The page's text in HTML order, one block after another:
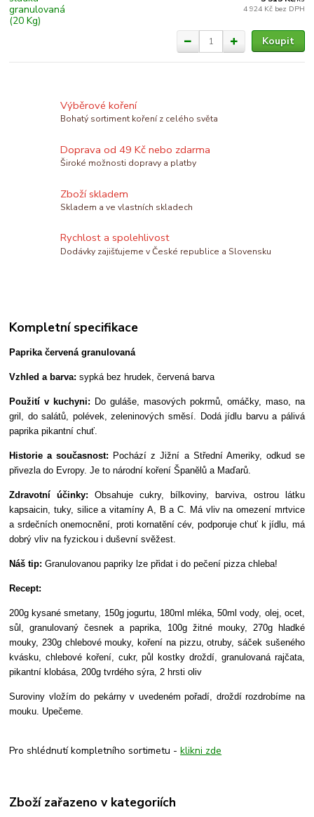
4 924 Kč bez DPH
Koupit
Výběrové koření
Bohatý sortiment koření z celého světa
Doprava od 49 Kč nebo zdarma
Široké možnosti dopravy a platby
Zboží skladem
Skladem a ve vlastních skladech
Rychlost a spolehlivost
Dodávky zajišťujeme v České republice a Slovensku
Kompletní specifikace
Paprika červená granulovaná
Vzhled a barva: sypká bez hrudek, červená barva
Použití v kuchyni: Do guláše, masových pokrmů, omáčky, maso, na
gril, do salátů, polévek, zeleninových směsí. Dodá jídlu barvu a pálivá
paprika pikantní chuť.
Historie a současnost: Pochází z Jižní a Střední Ameriky, odkud se
přivezla do Evropy. Je to národní koření Španělů a Maďarů.
Zdravotní účinky: Obsahuje cukry, bílkoviny, barviva, ostrou látku
kapsaicin, tuky, silice a vitamíny A, B a C. Má vliv na omezení mrtvice
a srdečních onemocnění, proti kornatění cév, podporuje chuť k jídlu, má
dobrý vliv na fyzickou i duševní svěžest.
Náš tip: Granulovanou papriky lze přidat i do pečení pizza chleba!
Recept:
200g kysané smetany, 150g jogurtu, 180ml mléka, 50ml vody, olej, ocet,
sůl, granulovaný česnek a paprika, 100g žitné mouky, 270g hladké
mouky, 230g chlebové mouky, koření na pizzu, otruby, sáček sušeného
kvásku, chlebové koření, cukr, půl kostky droždí, granulovaná rajčata,
pikantní klobása, 200g tvrdého sýra, 2 hrsti oliv
Suroviny vložím do pekárny v uvedeném pořadí, droždí rozdrobíme na
mouku. Upečeme.
Pro shlédnutí kompletního sortimetu -klikni zde
Zboží zařazeno v kategoriích